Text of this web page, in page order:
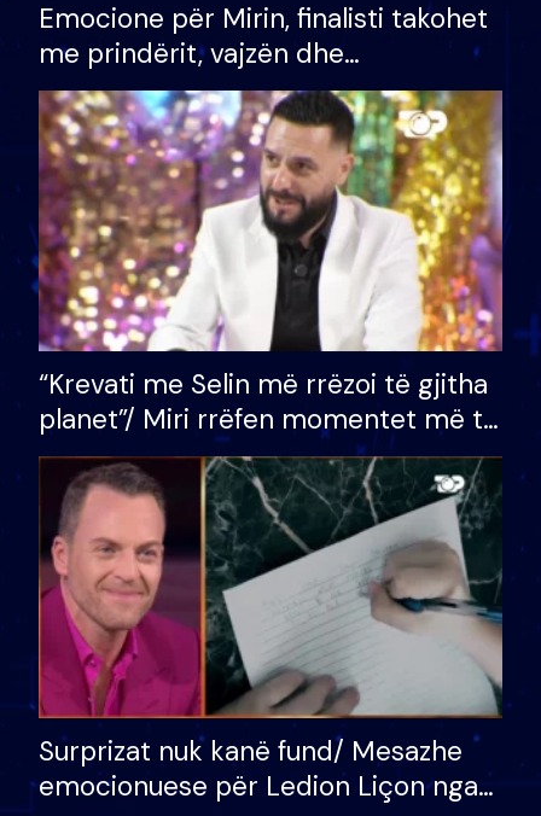
Emocione për Mirin, finalisti takohet
me prindërit, vajzën dhe
bashkëshorten: S’kemi ndonjë letër
divorci apo jo?
“Krevati me Selin më rrëzoi të gjitha
planet”/ Miri rrëfen momentet më të
bukura në shtëpinë e BB VIP: Do më
mungojë zilja e mëngjesit kur…
Surprizat nuk kanë fund/ Mesazhe
emocionuese për Ledion Liçon nga